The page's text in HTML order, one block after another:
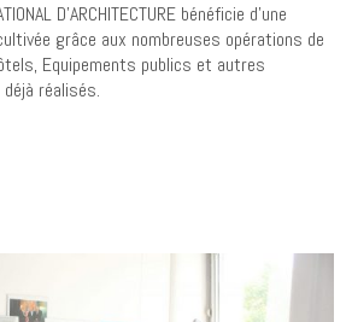
D’ARCHITECTURE bénéficie d’une
grâce aux nombreuses opérations de
Equipements publics et autres
réalisés.